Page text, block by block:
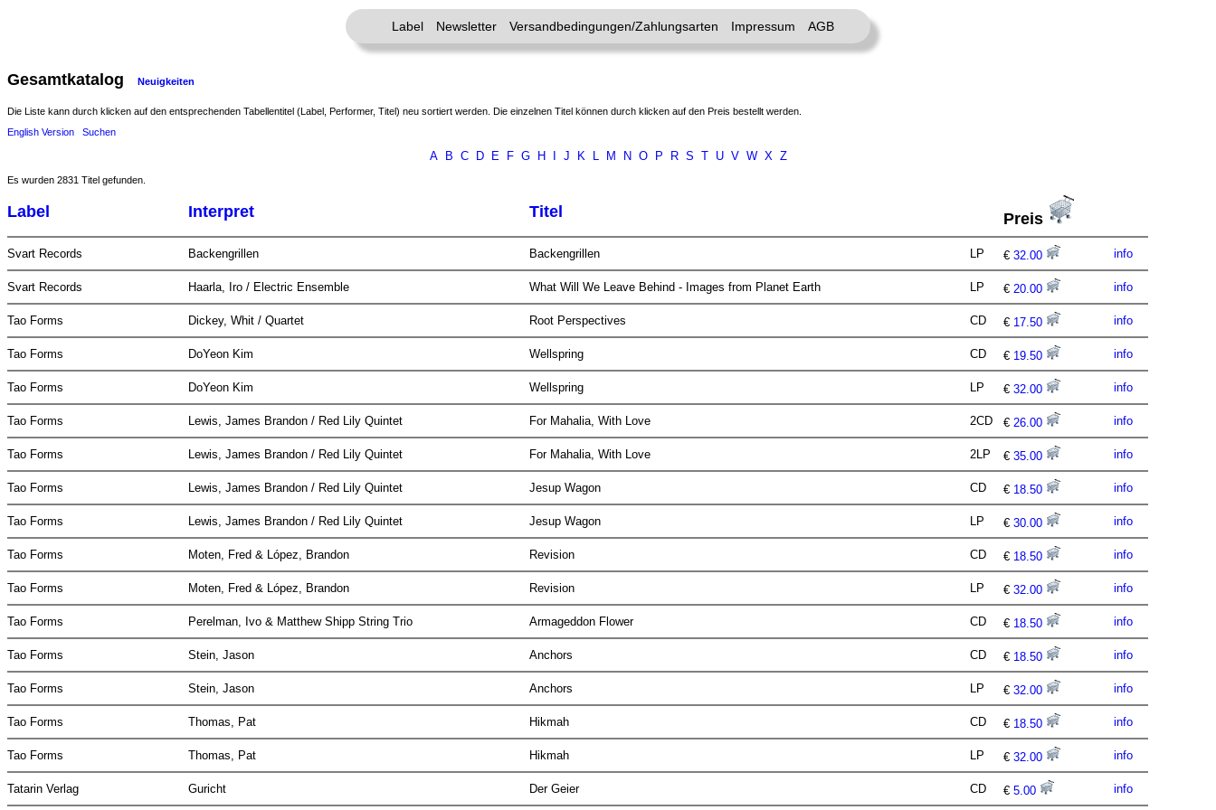
Label Newsletter Versandbedingungen/Zahlungsarten Impressum AGB
Gesamtkatalog Neuigkeiten
Die Liste kann durch klicken auf den entsprechenden Tabellentitel (Label, Performer, Titel) neu sortiert werden. Die einzelnen Titel können durch klicken auf den Preis bestellt werden.
English Version
Suchen
A B C D E F G H J K L M N O P R S T U V W X Z
Es wurden 2831 Titel gefunden.
Label Interpret Titel Preis
Svart Records Backengrillen Backengrillen LP € 32.00 info
Svart Records Haarla, Iro / Electric Ensemble What Will We Leave Behind - Images from Planet Earth LP € 20.00 info
Tao Forms Dickey, Whit / Quartet Root Perspectives CD € 17.50 info
Tao Forms DoYeon Kim Wellspring CD € 19.50 info
Tao Forms DoYeon Kim Wellspring LP € 32.00 info
Tao Forms Lewis, James Brandon / Red Lily Quintet For Mahalia, With Love 2CD € 26.00 info
Tao Forms Lewis, James Brandon / Red Lily Quintet For Mahalia, With Love 2LP € 35.00 info
Tao Forms Lewis, James Brandon / Red Lily Quintet Jesup Wagon CD € 18.50 info
Tao Forms Lewis, James Brandon / Red Lily Quintet Jesup Wagon LP € 30.00 info
Tao Forms Moten, Fred & López, Brandon Revision CD € 18.50 info
Tao Forms Moten, Fred & López, Brandon Revision LP € 32.00 info
Tao Forms Perelman, Ivo & Matthew Shipp String Trio Armageddon Flower CD € 18.50 info
Tao Forms Stein, Jason Anchors CD € 18.50 info
Tao Forms Stein, Jason Anchors LP € 32.00 info
Tao Forms Thomas, Pat Hikmah CD € 18.50 info
Tao Forms Thomas, Pat Hikmah LP € 32.00 info
Tatarin Verlag Guricht Der Geier CD € 5.00 info